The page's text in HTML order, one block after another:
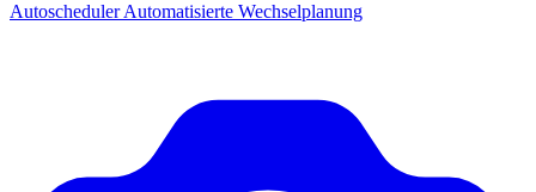
AutoschedulerAutomatisierte Wechselplanung